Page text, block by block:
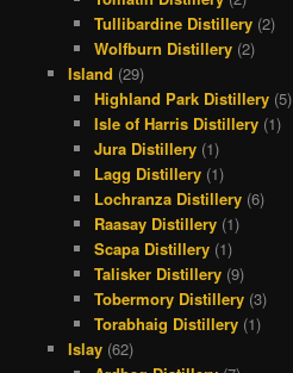
Tullibardine Distillery (2)
Wolfburn Distillery (2)
Island (29)
Highland Park Distillery (5)
Isle of Harris Distillery (1)
Jura Distillery (1)
Lagg Distillery (1)
Lochranza Distillery (6)
Raasay Distillery (1)
Scapa Distillery (1)
Talisker Distillery (9)
Tobermory Distillery (3)
Torabhaig Distillery (1)
Islay(62)